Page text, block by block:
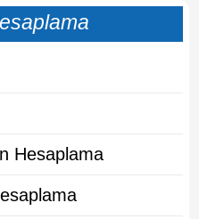
Hesaplama